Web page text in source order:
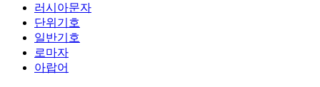
러시아문자
단위기호
일반기호
로마자
아랍어